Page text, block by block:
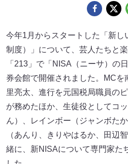
今年1月からスタートした「新
制度）」について、芸人たちと
「213」で「NISA（ニーサ）の
券会館で開催されました。MCを
里亮太、進行を元国税局職員の
が務めたほか、生徒役としてコ
ん）、レインボー（ジャンボた
（あんり、きりやはるか、田辺
緒に、新NISAについて専門家た